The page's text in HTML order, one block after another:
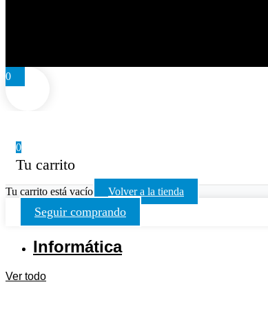
0
0
Tu carrito
Tu carrito está vacío Volver a la tienda
Seguir comprando
Informática
Ver todo